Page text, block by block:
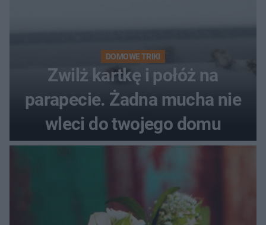
DOMOWE TRIKI
Zwilż kartkę i połóż na
parapecie. Żadna mucha nie
wleci do twojego domu